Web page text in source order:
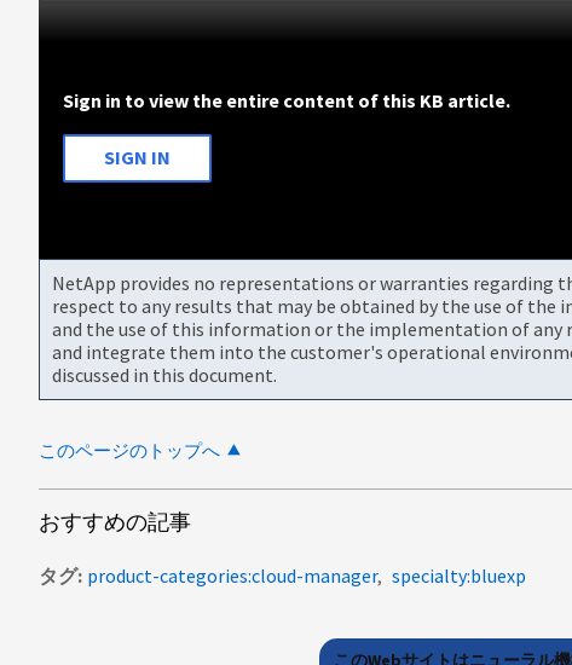
Sign in to view the entire content of this KB article.
SIGN IN
NetApp provides no representations or warranties
respect to any results that may be obtained by the use of
and the use of this information or the implementation of any
and integrate them into the customer's operational
discussed in this document.
このページのトップへ
おすすめの記事
タグ product-categories:cloud-manager specialty:bluexp
このWebサイトはニューラル